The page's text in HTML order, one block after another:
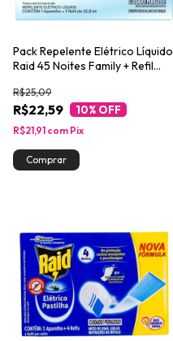
Pack Repelente Elétrico Líquido
Raid 45 Noites Family + Refil
R$22,59
R$25,09
10% OFF
R$21,91 com Pix